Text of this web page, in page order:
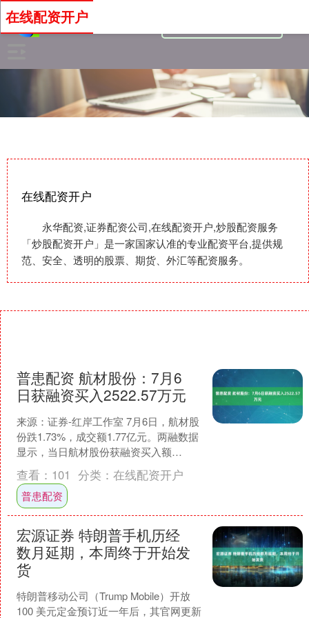
在线配资开户
永华配资,证券配资公司,在线配资开户,炒股配资服务
「炒股配资开户」是一家国家认准的专业配资平台,提供规
范、安全、透明的股票、期货、外汇等配资服务。
在线配资开户
普患配资 航材股份：7月6
日获融资买入2522.57万元
来源：证券-红岸工作室 7月6日，航材股
份跌1.73%，成交额1.77亿元。两融数据
显示，当日航材股份获融资买入额
2522.57万元，融资偿还1591.94万元....
查看： 101 分类： 在线配资开户
普患配资
宏源证券 特朗普手机历经
数月延期，本周终于开始发
货
特朗普移动公司（Trump Mobile）开放
100 美元定金预订近一年后，其官网更新